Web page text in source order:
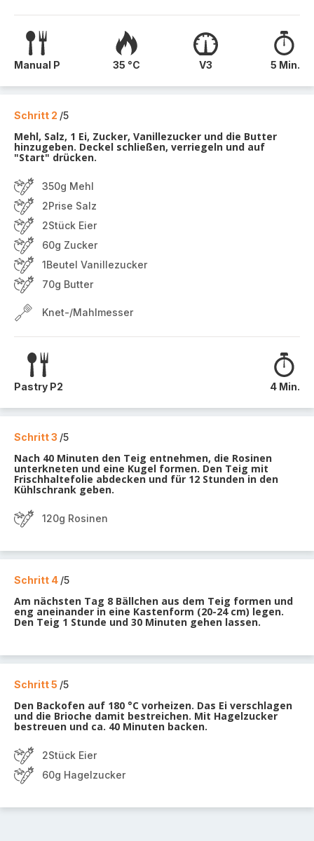
Manual P 35 °C V3 5 Min.
Schritt 2 /5
Mehl, Salz, 1 Ei, Zucker, Vanillezucker und die Butter
hinzugeben. Deckel schließen, verriegeln und auf
"Start" drücken.
350g Mehl
2Prise Salz
2Stück Eier
60g Zucker
1Beutel Vanillezucker
70g Butter
Knet-/Mahlmesser
Pastry P2 4 Min.
Schritt 3 /5
Nach 40 Minuten den Teig entnehmen, die Rosinen
unterkneten und eine Kugel formen. Den Teig mit
Frischhaltefolie abdecken und für 12 Stunden in den
Kühlschrank geben.
120g Rosinen
Schritt 4 /5
Am nächsten Tag 8 Bällchen aus dem Teig formen und
eng aneinander in eine Kastenform (20-24 cm) legen.
Den Teig 1 Stunde und 30 Minuten gehen lassen.
Schritt 5 /5
Den Backofen auf 180 °C vorheizen. Das Ei verschlagen
und die Brioche damit bestreichen. Mit Hagelzucker
bestreuen und ca. 40 Minuten backen.
2Stück Eier
60g Hagelzucker